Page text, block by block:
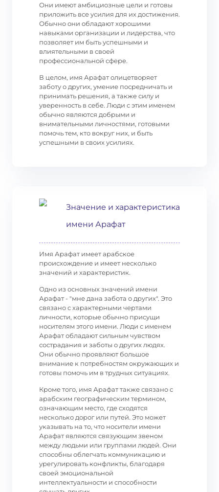
Они имеют амбициозные цели и готовы
приложить все усилия для их достижения.
Обычно они обладают хорошими
навыками организации и лидерства, что
позволяет им быть успешными и
влиятельными в своей
профессиональной сфере.
В целом, имя Арафат олицетворяет
заботу о других, умение посредничать и
принимать решения, а также силу и
уверенность в себе. Люди с этим именем
обычно являются добрыми и
внимательными личностями, готовыми
помочь тем, кто вокруг них, и быть
успешными в своих усилиях.
Значение и характеристика
имени Арафат
Имя Арафат имеет арабское
происхождение и имеет несколько
значений и характеристик.
Одно из основных значений имени
Арафат - "мне дана забота о других". Это
связано с характерными чертами
личности, которые обычно присущи
носителям этого имени. Люди с именем
Арафат обладают сильным чувством
сострадания и заботы о других людях.
Они обычно проявляют большое
внимание к потребностям окружающих и
готовы помочь им в трудных ситуациях.
Кроме того, имя Арафат также связано с
арабским географическим термином,
означающим место, где сходятся
несколько дорог или путей. Это может
указывать на то, что носители имени
Арафат являются связующим звеном
между людьми или группами людей. Они
способны облегчать коммуникацию и
урегулировать конфликты, благодаря
своей эмоциональной
интеллектуальности и способности